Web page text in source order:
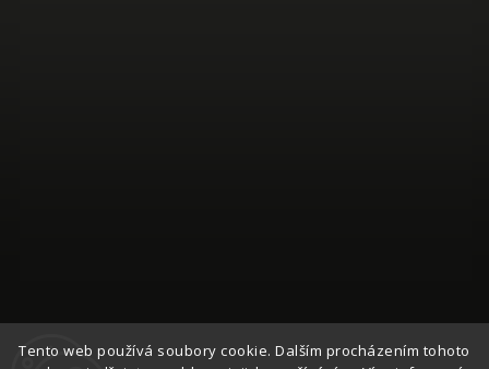
Tento web používá soubory cookie. Dalším procházením tohoto
Auf Instagram folgen